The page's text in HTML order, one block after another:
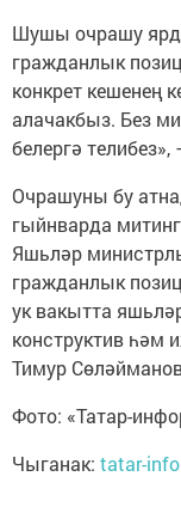
Шушы очрашу
гражданлык
конкрет кешенең
алачакбыз. Без
белергә
Очрашуны бу
гыйнварда
Яшьләр
гражданлык
ук вакытта
конструктив һәм
Тимур
Фото: «Татар-
Чыганак: tatar-